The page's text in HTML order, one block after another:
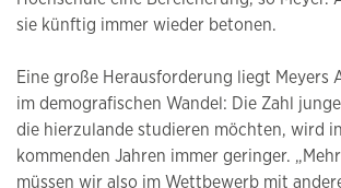
sie künftig immer wieder betonen.
Eine große Herausforderung liegt Meyers
im demografischen Wandel: Die Zahl
die hierzulande studieren möchten, wird
kommenden Jahren immer geringer.
müssen wir also im Wettbewerb mit